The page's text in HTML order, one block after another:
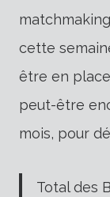
cette
être en
peut-être
mois, pour
Total des